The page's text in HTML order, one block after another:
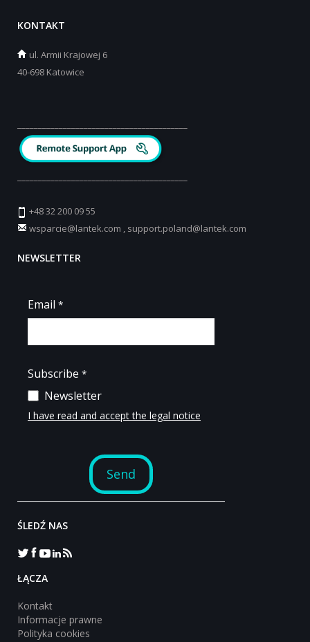
KONTAKT
ul. Armii Krajowej 6
40-698 Katowice
+48 32 200 09 55
wsparcie@lantek.com , support.poland@lantek.com
NEWSLETTER
ŚLEDŹ NAS
‎ŁĄCZA
Kontakt
Informacje prawne
Polityka cookies